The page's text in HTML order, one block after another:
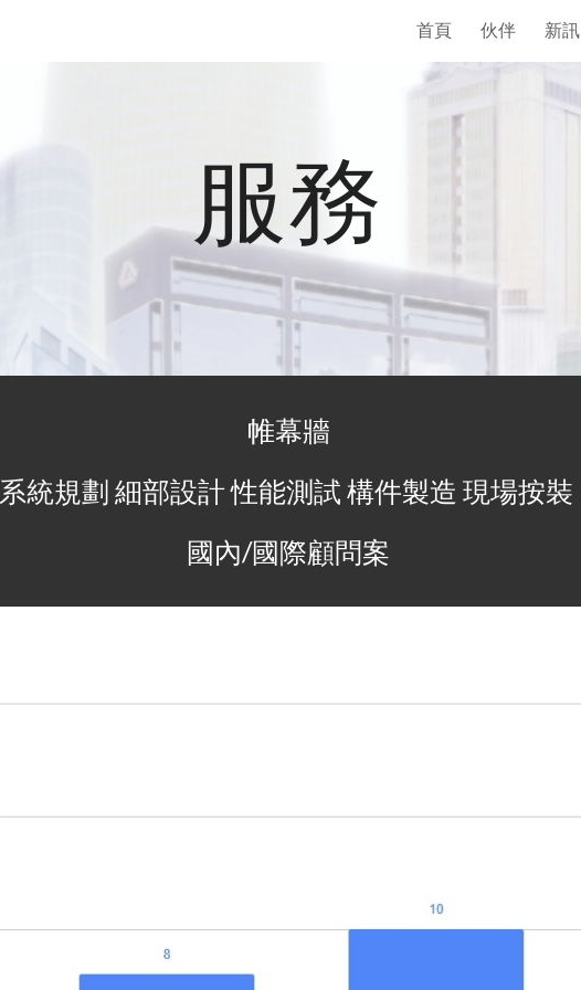
Skip to navigation
首頁 伙伴 新訊
服務
帷幕牆
系統規劃 細部設計 性能測試 構件製造 現場按裝
國內/國際顧問案